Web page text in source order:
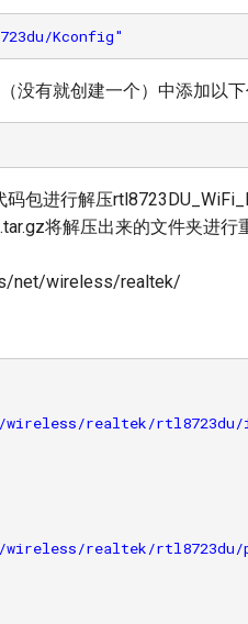
有就创建一个）中添加以下
码包进行解压
将解压出来的文件夹进行
net/wireless/realtek/
wireless/realtek/
wireless/realtek/